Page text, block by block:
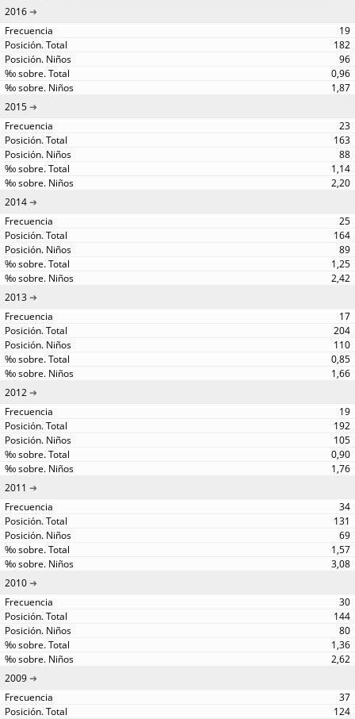
2016
19
182
96
0,96
1,87
2015
23
163
88
1,14
2,20
2014
25
164
89
1,25
2,42
2013
17
204
110
0,85
1,66
2012
19
192
105
0,90
1,76
2011
34
131
69
1,57
3,08
2010
30
144
80
1,36
2,62
2009
37
124